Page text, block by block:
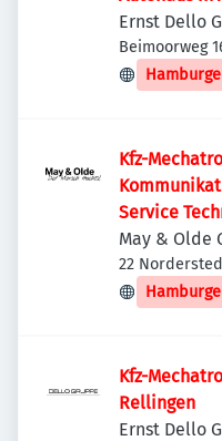
Ernst Dello
Beimoorweg
Deutschland
Kfz-
Service
May & Olde
22
Kfz-
Rellingen
Ernst Dello